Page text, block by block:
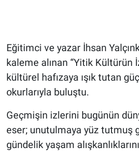
Eğitimci ve yazar İhsan
kaleme alınan “Yitik Kültürün
kültürel hafızaya ışık tutan
okurlarıyla buluştu.
Geçmişin izlerini bugünün
eser; unutulmaya yüz tutmuş
gündelik yaşam
Kayseri
Niğde
Aksaray
Kırşehir